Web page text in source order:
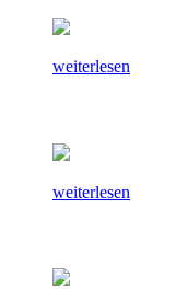
weiterlesen
weiterlesen